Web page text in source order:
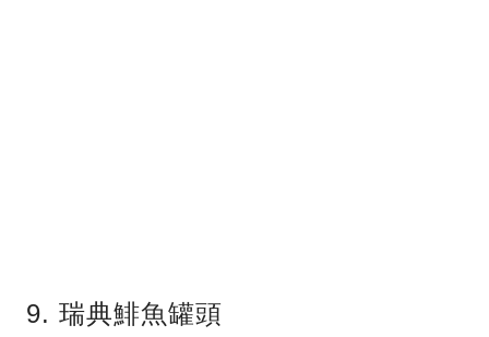
9. 瑞典鯡魚罐頭